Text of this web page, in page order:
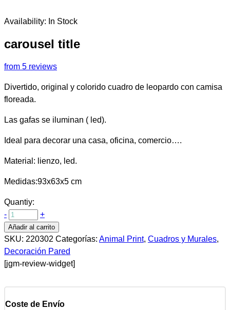
Availability: In Stock
carousel title
from 5 reviews
Divertido, original y colorido cuadro de leopardo con camisa
floreada.
Las gafas se iluminan ( led).
Ideal para decorar una casa, oficina, comercio….
Material: lienzo, led.
Medidas:93x63x5 cm
Quantiy:
-
+
Añadir al carrito
SKU: 220302 Categorías: Animal Print, Cuadros y Murales,
Decoración Pared
[jgm-review-widget]
Coste de Envío